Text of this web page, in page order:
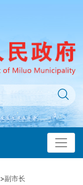
>副市长